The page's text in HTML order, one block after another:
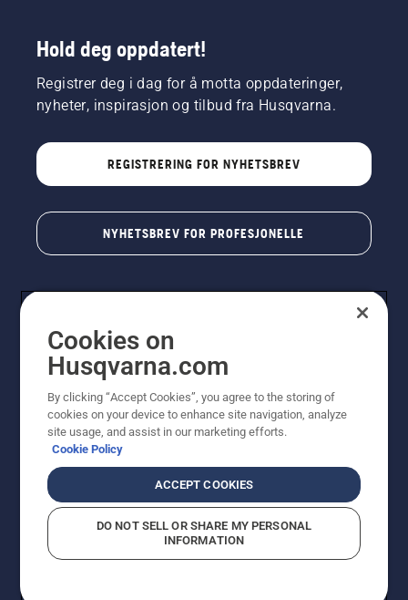
Hold deg oppdatert!
Registrer deg i dag for å motta oppdateringer,
nyheter, inspirasjon og tilbud fra Husqvarna.
REGISTRERING FOR NYHETSBREV
NYHETSBREV FOR PROFESJONELLE
© Husqvarna AB (utgiver). Med enerett. Angitte priser
er veiledende priser. Alle oppgitte priser er veiledende
tilgjengelig for direkte kjøp.
Rapportering av mistanker om regelbruddÅpenhetsloven
Likestilling
Cookies on
Husqvarna.com
By clicking “Accept Cookies”, you agree to the storing of
cookies on your device to enhance site navigation, analyze
site usage, and assist in our marketing efforts.
Cookie Policy
ACCEPT COOKIES
DO NOT SELL OR SHARE MY PERSONAL
INFORMATION